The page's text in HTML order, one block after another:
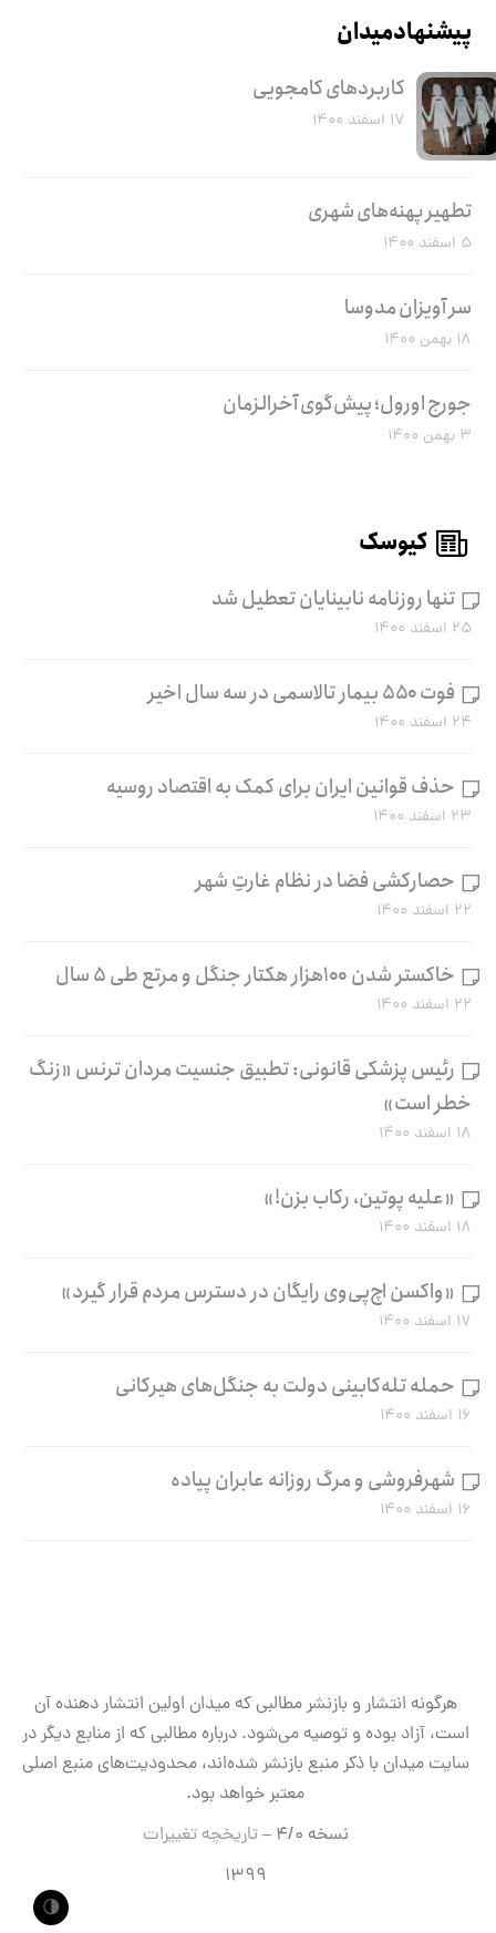
پیشنهاد میدان
کاربرد‌های کامجویی
۱۷ اسفند ۱۴۰۰
تطهیر پهنه‌های شهری
۵ اسفند ۱۴۰۰
سر آویزان مدوسا
۱۸ بهمن ۱۴۰۰
جورج اورول؛ پیش‌گوی آخرالزمان
۳ بهمن ۱۴۰۰
کیوسک
تنها روزنامه نابینایان تعطیل شد
۲۵ اسفند ۱۴۰۰
فوت ۵۵۰ بیمار تالاسمی در سه سال اخیر
۲۴ اسفند ۱۴۰۰
حذف قوانین ایران برای کمک به اقتصاد روسیه
۲۳ اسفند ۱۴۰۰
حصارکشی فضا در نظام غارتِ شهر
۲۲ اسفند ۱۴۰۰
خاکستر شدن ۱۰۰هزار هکتار جنگل و مرتع طی ۵ سال
۲۲ اسفند ۱۴۰۰
رئیس پزشکی قانونی: تطبیق جنسیت مردان ترنس «زنگ
خطر است»
۱۸ اسفند ۱۴۰۰
«علیه پوتین، رکاب بزن!»
۱۸ اسفند ۱۴۰۰
«واکسن اچ‌پی‌وی رایگان در دسترس مردم قرار گیرد»
۱۷ اسفند ۱۴۰۰
حمله تله‌کابینی دولت به جنگل‌های هیرکانی
۱۶ اسفند ۱۴۰۰
شهرفروشی و مرگ روزانه عابران پیاده
۱۶ اسفند ۱۴۰۰
هرگونه انتشار و بازنشر مطالبی که میدان اولین انتشار دهنده آن
است، آزاد بوده و توصیه می‌شود. درباره مطالبی که از منابع دیگر در
سایت میدان با ذکر منبع بازنشر شده‌اند، محدودیت‌های منبع اصلی
معتبر خواهد بود.
نسخه ۴/۰ –
تاریخچه تغییرات
۱۳۹۹
🌗